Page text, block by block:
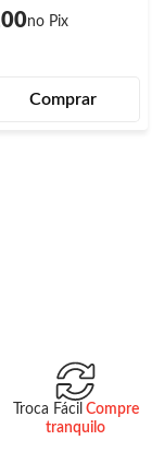
Comprar
Troca Fácil Compre
tranquilo